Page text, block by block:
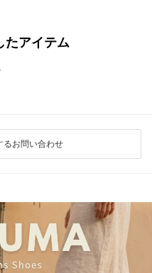
たアイテム
るお問い合わせ